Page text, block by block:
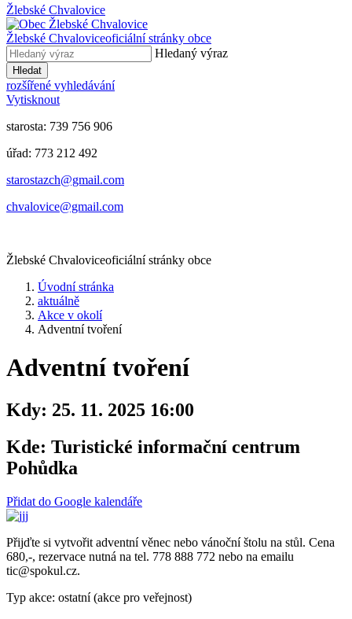
Žlebské Chvalovice
Žlebské Chvaloviceoficiální stránky obce
Hledaný výraz
Hledat
rozšířené vyhledávání
Vytisknout
starosta: 739 756 906
úřad: 773 212 492
​​​​starostazch@gmail.com
​​​​chvalovice@gmail.com
Žlebské Chvaloviceoficiální stránky obce
Úvodní stránka
aktuálně
Akce v okolí
Adventní tvoření
Adventní tvoření
Kdy: 25. 11. 2025 16:00
Kde: Turistické informační centrum
Pohůdka
Přidat do Google kalendáře
Přijďte si vytvořit adventní věnec nebo vánoční štolu na stůl. Cena
680,-, rezervace nutná na tel. 778 888 772 nebo na emailu
tic@spokul.cz.
Typ akce: ostatní (akce pro veřejnost)